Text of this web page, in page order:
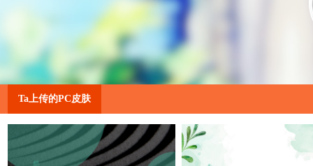
Ta上传的PC皮肤